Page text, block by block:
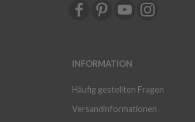
INFORMATION
Häufig gestellten Fragen
Versandinformationen